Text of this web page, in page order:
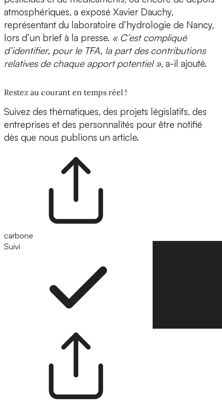
atmosphériques, a exposé Xavier Dauchy,
représentant du laboratoire d’hydrologie de Nancy,
lors d’un brief à la presse. « C’est compliqué
d’identifier, pour le TFA, la part des contributions
relatives de chaque apport potentiel », a-il ajouté.
Restez au courant en temps réel !
Suivez des thématiques, des projets législatifs, des
entreprises et des personnalités pour être notifié
dès que nous publions un article.
carbone
Suivi